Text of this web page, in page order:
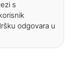
s
odgovara u